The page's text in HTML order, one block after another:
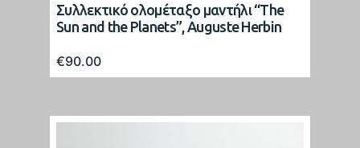
Συλλεκτικό ολομέταξο μαντήλι “The
Sun and the Planets”, Auguste Herbin
€90.00